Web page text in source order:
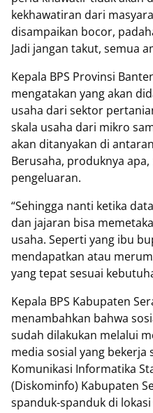
kekhawatiran dari
disampaikan bocor,
Jadi jangan takut, semua
Kepala BPS Provinsi
mengatakan yang akan
usaha dari sektor
skala usaha dari mikro
akan ditanyakan di
Berusaha, produknya
pengeluaran.
“Sehingga nanti ketika
dan jajaran bisa
usaha. Seperti yang ibu
mendapatkan atau
yang tepat sesuai
Kepala BPS Kabupaten
menambahkan bahwa
sudah dilakukan melalui
media sosial yang bekerja
Komunikasi Informatika
(Diskominfo) Kabupaten
spanduk-spanduk di